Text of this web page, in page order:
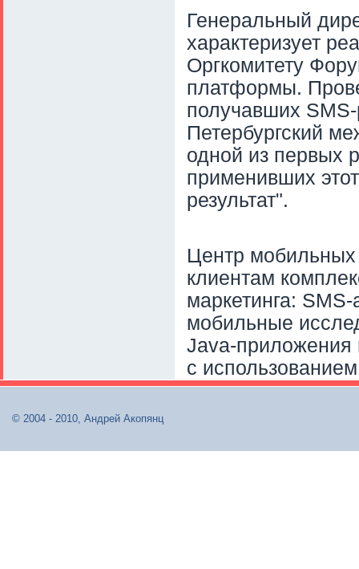
Генеральный
характеризует
Оргкомитету
платформы.
получавших
Петербургский
одной из первых
применивших
результат".
Центр мобильных
клиентам
маркетинга:
мобильные
Java-приложения
с
© 2004 - 2010, Андрей Акопянц